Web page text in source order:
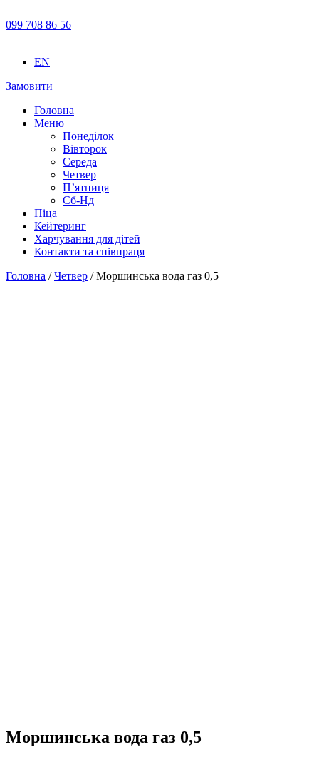
099 708 86 56
EN
Замовити
Головна
Меню
Понеділок
Вівторок
Середа
Четвер
П’ятниця
Сб-Нд
Піца
Кейтеринг
Харчування для дітей
Контакти та співпраця
Головна /Четвер / Моршинська вода газ 0,5
Моршинська вода газ 0,5